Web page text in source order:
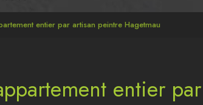
entier par artisan peintre Hagetmau
entier